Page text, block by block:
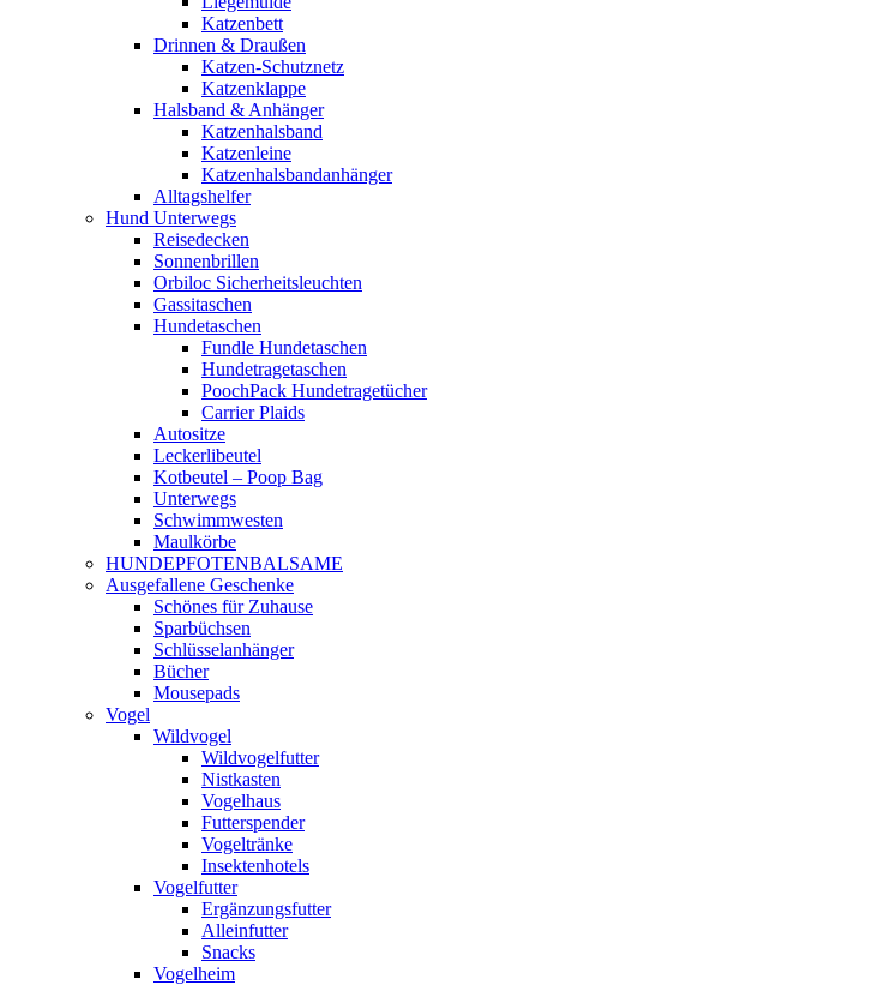
Katzenbett
Drinnen & Draußen
Katzen-Schutznetz
Katzenklappe
Halsband & Anhänger
Katzenhalsband
Katzenleine
Katzenhalsbandanhänger
Alltagshelfer
Hund Unterwegs
Reisedecken
Sonnenbrillen
Orbiloc Sicherheitsleuchten
Gassitaschen
Hundetaschen
Fundle Hundetaschen
Hundetragetaschen
PoochPack Hundetragetücher
Carrier Plaids
Autositze
Leckerlibeutel
Kotbeutel – Poop Bag
Unterwegs
Schwimmwesten
Maulkörbe
HUNDEPFOTENBALSAME
Ausgefallene Geschenke
Schönes für Zuhause
Sparbüchsen
Schlüsselanhänger
Bücher
Mousepads
Vogel
Wildvogel
Wildvogelfutter
Nistkasten
Vogelhaus
Futterspender
Vogeltränke
Insektenhotels
Vogelfutter
Ergänzungsfutter
Alleinfutter
Snacks
Vogelheim